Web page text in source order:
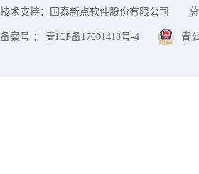
技术支持：国泰新点软件股份有限公司
备案号 ： 青ICP备17001418号-4 青